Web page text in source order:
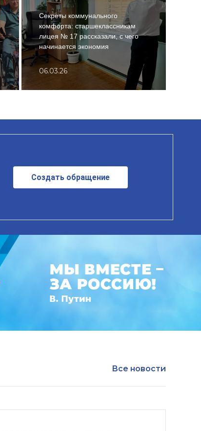
Секреты коммунального
комфорта: старшеклассникам
лицея № 17 рассказали, с чего
начинается экономия
06.03.26
Создать обращение
Все новости